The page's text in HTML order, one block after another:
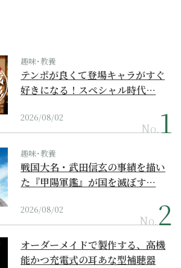
趣味･教養
テンポが良くて登場キャラがすぐ
好きになる！スペシャル時代…
2026/08/02
No.
趣味･教養
戦国大名・武田信玄の事績を描い
た『甲陽軍鑑』が国を滅ぼす…
2026/08/02
No.
オーダーメイドで製作する、高機
能かつ充電式の耳あな型補聴器